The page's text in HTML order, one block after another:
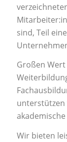
sind, Teil
Großen
unterstützen
Wir bieten